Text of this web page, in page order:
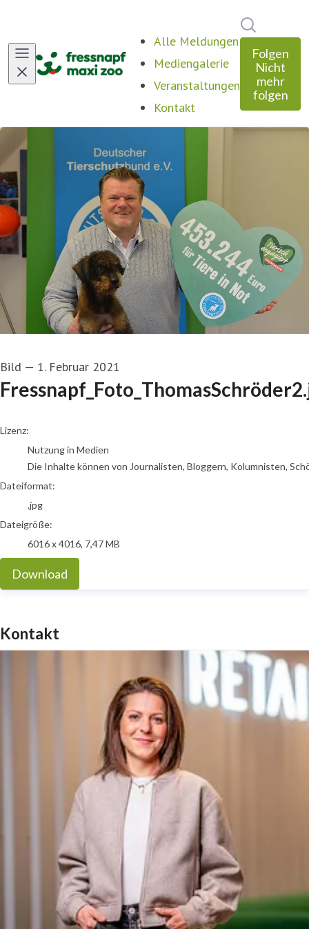
Alle Meldungen
Mediengalerie
Veranstaltungen
Kontakt
Folgen
Nicht
mehr
folgen
Bild — 1. Februar 2021
go to media item
Lizenz:
Nutzung in Medien
Die Inhalte können von Journalisten, Bloggern, Kolumnisten,
Dateiformat:
.jpg
Dateigröße:
6016 x 4016, 7,47 MB
Download
Kontakt